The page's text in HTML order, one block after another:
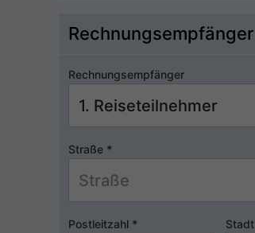
Rechnungsempfänger
Rechnungsempfänger
Straße *
Postleitzahl * Stadt